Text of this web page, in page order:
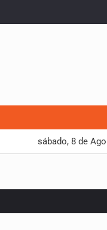
sábado, 8 de